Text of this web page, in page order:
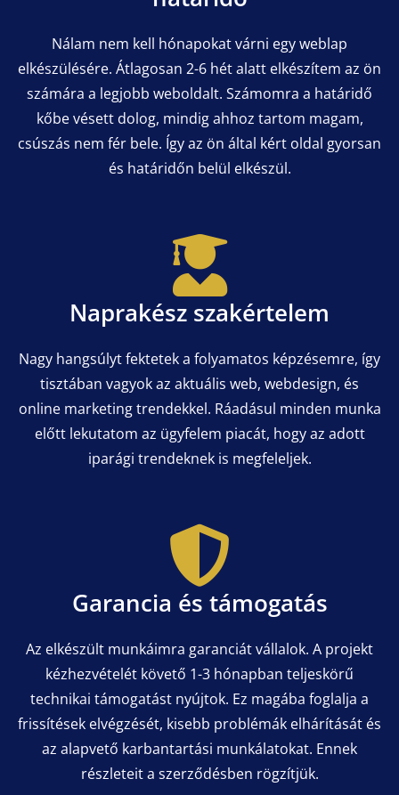
Nálam nem kell hónapokat várni egy weblap
elkészülésére. Átlagosan 2-6 hét alatt elkészítem az ön
számára a legjobb weboldalt. Számomra a határidő
kőbe vésett dolog, mindig ahhoz tartom magam,
csúszás nem fér bele. Így az ön által kért oldal gyorsan
és határidőn belül elkészül.
Naprakész szakértelem
Nagy hangsúlyt fektetek a folyamatos képzésemre, így
tisztában vagyok az aktuális web, webdesign, és
online marketing trendekkel. Ráadásul minden munka
előtt lekutatom az ügyfelem piacát, hogy az adott
iparági trendeknek is megfeleljek.
Garancia és támogatás
Az elkészült munkáimra garanciát vállalok. A projekt
kézhezvételét követő 1-3 hónapban teljeskörű
technikai támogatást nyújtok. Ez magába foglalja a
frissítések elvégzését, kisebb problémák elhárítását és
az alapvető karbantartási munkálatokat. Ennek
részleteit a szerződésben rögzítjük.